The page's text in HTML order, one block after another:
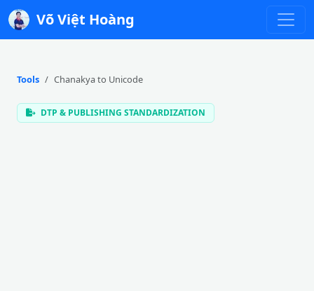
Võ Việt Hoàng
Tools Chanakya to Unicode
DTP & PUBLISHING STANDARDIZATION